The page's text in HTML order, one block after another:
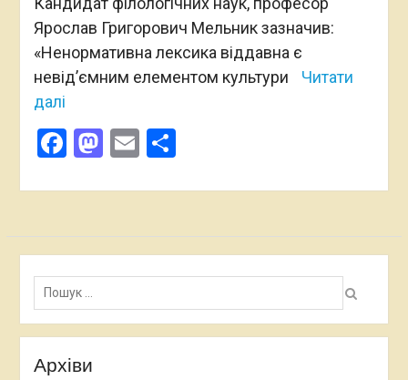
Ярослав Григорович Мельник зазначив:
«Ненормативна лексика віддавна є
невід’ємним елементом культури
Читати
далі
Facebook
Mastodon
EmailПоділитися
Пошук:
Архіви